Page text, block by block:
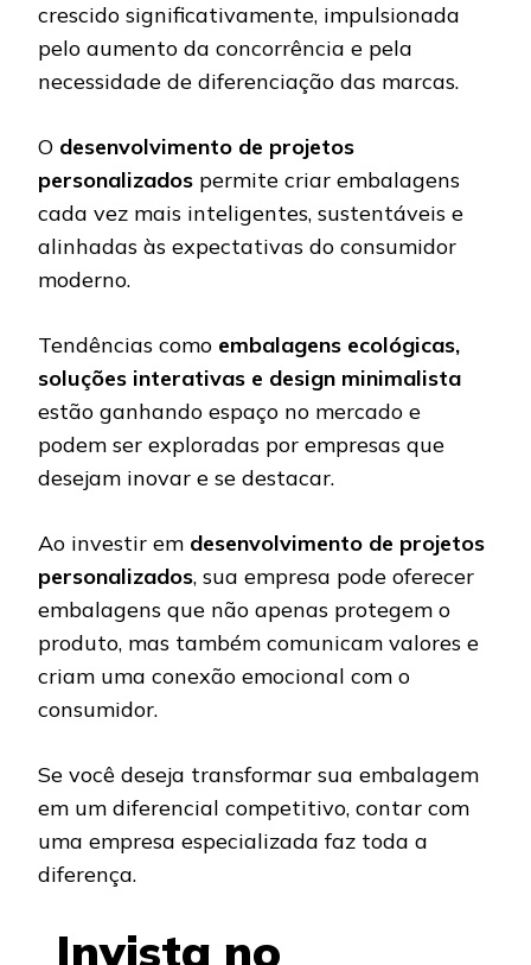
crescido significativamente, impulsionada
pelo aumento da concorrência e pela
necessidade de diferenciação das marcas.
O desenvolvimento de projetos
personalizados permite criar embalagens
cada vez mais inteligentes, sustentáveis e
alinhadas às expectativas do consumidor
moderno.
Tendências como embalagens ecológicas,
soluções interativas e design minimalista
estão ganhando espaço no mercado e
podem ser exploradas por empresas que
desejam inovar e se destacar.
Ao investir em desenvolvimento de projetos
personalizados, sua empresa pode oferecer
embalagens que não apenas protegem o
produto, mas também comunicam valores e
criam uma conexão emocional com o
consumidor.
Se você deseja transformar sua embalagem
em um diferencial competitivo, contar com
uma empresa especializada faz toda a
diferença.
Invista no